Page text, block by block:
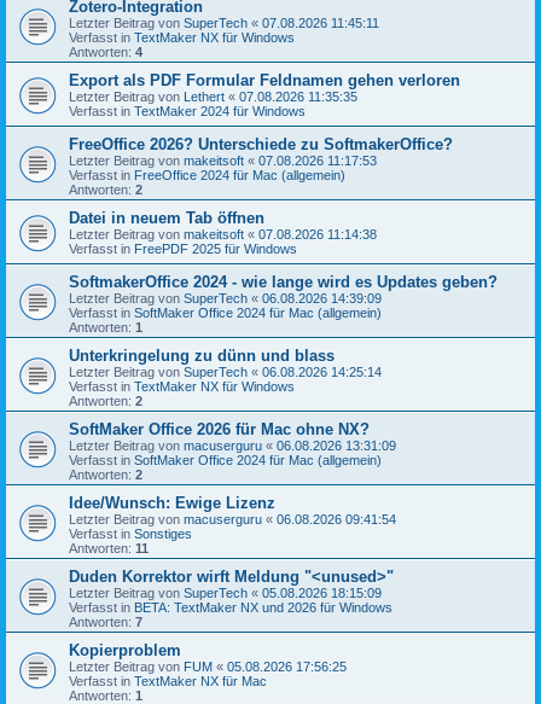
Zotero-Integration
Letzter Beitrag von SuperTech « 07.08.2026 11:45:11
Verfasst in TextMaker NX für Windows
Antworten: 4
Export als PDF Formular Feldnamen gehen verloren
Letzter Beitrag von Lethert « 07.08.2026 11:35:35
Verfasst in TextMaker 2024 für Windows
FreeOffice 2026? Unterschiede zu SoftmakerOffice?
Letzter Beitrag von makeitsoft « 07.08.2026 11:17:53
Verfasst in FreeOffice 2024 für Mac (allgemein)
Antworten: 2
Datei in neuem Tab öffnen
Letzter Beitrag von makeitsoft « 07.08.2026 11:14:38
Verfasst in FreePDF 2025 für Windows
SoftmakerOffice 2024 - wie lange wird es Updates geben?
Letzter Beitrag von SuperTech « 06.08.2026 14:39:09
Verfasst in SoftMaker Office 2024 für Mac (allgemein)
Antworten: 1
Unterkringelung zu dünn und blass
Letzter Beitrag von SuperTech « 06.08.2026 14:25:14
Verfasst in TextMaker NX für Windows
Antworten: 2
SoftMaker Office 2026 für Mac ohne NX?
Letzter Beitrag von macuserguru « 06.08.2026 13:31:09
Verfasst in SoftMaker Office 2024 für Mac (allgemein)
Antworten: 2
Idee/Wunsch: Ewige Lizenz
Letzter Beitrag von macuserguru « 06.08.2026 09:41:54
Verfasst in Sonstiges
Antworten: 11
Duden Korrektor wirft Meldung "<unused>"
Letzter Beitrag von SuperTech « 05.08.2026 18:15:09
Verfasst in BETA: TextMaker NX und 2026 für Windows
Antworten: 7
Kopierproblem
Letzter Beitrag von FUM « 05.08.2026 17:56:25
Verfasst in TextMaker NX für Mac
Antworten: 1